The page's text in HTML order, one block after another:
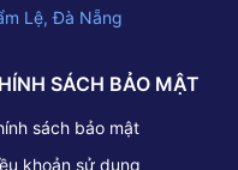
Lệ, Đà Nẵng
SÁCH BẢO MẬT
sách bảo mật
khoản sử dụng